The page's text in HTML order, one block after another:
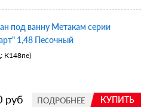
под ванну Метакам серии
1,48 Песочный
К148пе)
КУПИТЬ
ПОДРОБНЕЕ
руб